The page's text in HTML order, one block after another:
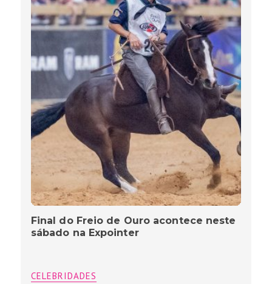
Final do Freio de Ouro acontece neste
sábado na Expointer
CELEBRIDADES